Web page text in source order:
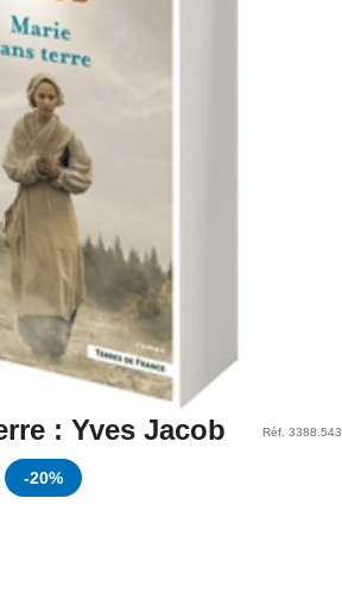
: Yves Jacob Réf. 3388.543
-20%